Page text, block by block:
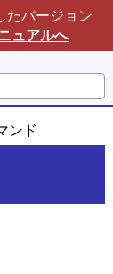
たバージョン
ュアルへ
ンド